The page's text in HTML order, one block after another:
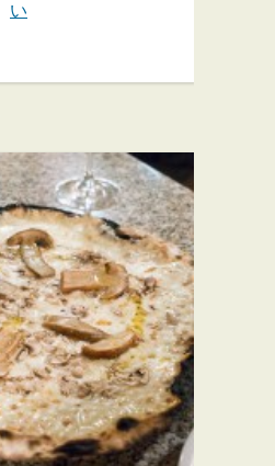
い